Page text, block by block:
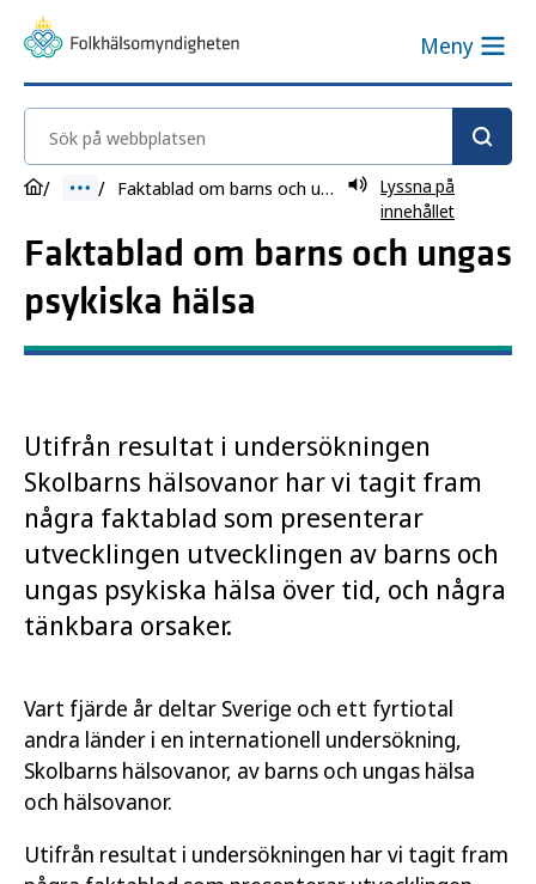
Meny
Sök på webbplatsen
Faktablad om barns och ungas psykiska hälsa
Lyssna på
innehållet
Faktablad om barns och ungas
psykiska hälsa
Utifrån resultat i undersökningen
Skolbarns hälsovanor har vi tagit fram
några faktablad som presenterar
utvecklingen utvecklingen av barns och
ungas psykiska hälsa över tid, och några
tänkbara orsaker.
Vart fjärde år deltar Sverige och ett fyrtiotal
andra länder i en internationell undersökning,
Skolbarns hälsovanor, av barns och ungas hälsa
och hälsovanor.
Utifrån resultat i undersökningen har vi tagit fram